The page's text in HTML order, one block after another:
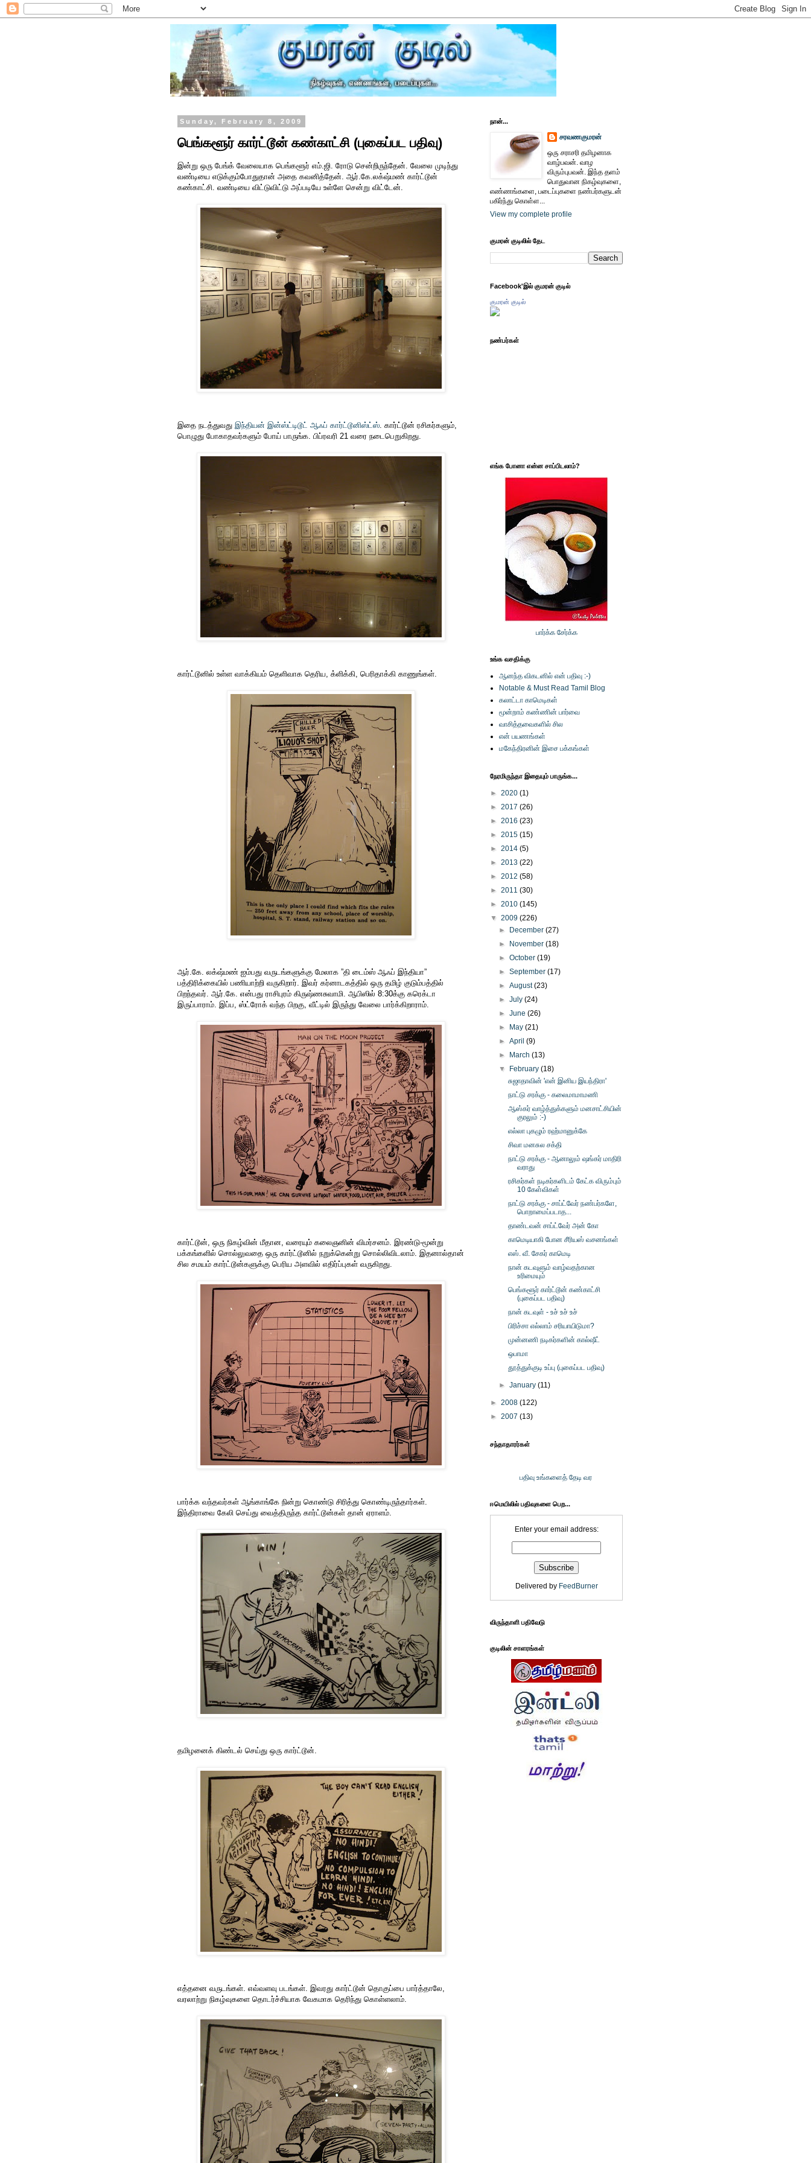
Sunday, February 8, 2009
பெங்களூர் கார்ட்டூன் கண்காட்சி (புகைப்பட பதிவு)
இன்று ஒரு பேங்க் வேலையாக பெங்களூர் எம்.ஜி. ரோடு சென்றிருந்தேன். வேலை முடிந்து
வண்டியை எடுக்கும்போதுதான் அதை கவனித்தேன். ஆர்.கே.லக்‌ஷ்மண் கார்ட்டூன்
கண்காட்சி. வண்டியை விட்டுவிட்டு அப்படியே உள்ளே சென்று விட்டேன்.
இதை நடத்துவது இந்தியன் இன்ஸ்ட்டிடூட் ஆஃப் கார்ட்டூனிஸ்ட்ஸ் . கார்ட்டூன் ரசிகர்களும்,
பொழுது போகாதவர்களும் போய் பாருங்க. பிப்ரவரி 21 வரை நடைபெறுகிறது.
கார்ட்டூனில் உள்ள வாக்கியம் தெளிவாக தெரிய, க்ளிக்கி, பெரிதாக்கி காணுங்கள்.
ஆர்.கே. லக்‌ஷ்மண் ஐம்பது வருடங்களுக்கு மேலாக ”தி டைம்ஸ் ஆஃப் இந்தியா”
பத்திரிக்கையில் பணியாற்றி வருகிறார். இவர் கர்னாடகத்தில் ஒரு தமிழ் குடும்பத்தில்
பிறந்தவர். ஆர்.கே. என்பது ராசிபுரம் கிருஷ்ணசுவாமி. ஆபிஸில் 8:30க்கு கரெக்டா
இருப்பாராம். இப்ப, ஸ்ட்ரோக் வந்த பிறகு, வீட்டில் இருந்து வேலை பார்க்கிறாராம்.
கார்ட்டூன், ஒரு நிகழ்வின் மீதான, வரையும் கலைஞனின் விமர்சனம். இரண்டு-மூன்று
பக்கங்களில் சொல்லுவதை ஒரு கார்ட்டூனில் நறுக்கென்று சொல்லிவிடலாம். இதனால்தான்
சில சமயம் கார்ட்டூன்களுக்கு பெரிய அளவில் எதிர்ப்புகள் வருகிறது.
பார்க்க வந்தவர்கள் ஆங்காங்கே நின்று கொண்டு சிரித்து கொண்டிருந்தார்கள்.
இந்திராவை கேலி செய்து வைத்திருந்த கார்ட்டூன்கள் தான் ஏராளம்.
தமிழனைக் கிண்டல் செய்து ஒரு கார்ட்டூன்.
எத்தனை வருடங்கள். எவ்வளவு படங்கள். இவரது கார்ட்டூன் தொகுப்பை பார்த்தாலே,
வரலாற்று நிகழ்வுகளை தொடர்ச்சியாக வேகமாக தெரிந்து கொள்ளலாம்.
நான்...
சரவணகுமரன்
ஒரு சராசரி தமிழனாக
வாழ்பவன். வாழ
விரும்புபவன். இந்த தளம்
பொதுவான நிகழ்வுகளை,
எண்ணங்களை, படைப்புகளை நண்பர்களுடன்
பகிர்ந்து கொள்ள...
View my complete profile
குமரன் குடிலில் தேட
Facebook'இல் குமரன் குடில்
குமரன் குடில்
நண்பர்கள்
எங்க போனா என்ன சாப்பிடலாம்?
பார்க்க சேர்க்க
உங்க வசதிக்கு
ஆனந்த விகடனில் என் பதிவு :-)
Notable & Must Read Tamil Blog
கலாட்டா காமெடிகள்
மூன்றாம் கண்ணின் பார்வை
வாசித்தவைகளில் சில
என் பயணங்கள்
மகேந்திரனின் இசை பக்கங்கள்
நேரமிருந்தா இதையும் பாருங்க...
► 2020 (1)
► 2017 (26)
► 2016 (23)
► 2015 (15)
► 2014 (5)
► 2013 (22)
► 2012 (58)
► 2011 (30)
► 2010 (145)
▼ 2009 (226)
►
December(27)
►
November(18)
►October(19)
►September(17)
►August(23)
►July(24)
►June(26)
►
May(21)
►April(9)
►
March(13)
▼
February(18)
சுஜாதாவின் 'என் இனிய இயந்திரா'
நாட்டு சரக்கு - கலைமாமாமணி
ஆஸ்கர் வாழ்த்துக்களும் மனசாட்சியின்
குரலும் :-)
எல்லா புகழும் ரஹ்மானுக்கே
சிவா மனசுல சக்தி
நாட்டு சரக்கு - ஆனாலும் ஷங்கர் மாதிரி
வராது
ரசிகர்கள் நடிகர்களிடம் கேட்க விரும்பும்
10 கேள்விகள்
நாட்டு சரக்கு - சாப்ட்வேர் நண்பர்களே,
பொறாமைப்படாத...
தாண்டவன் சாப்ட்வேர் அன் கோ
காமெடியாகி போன சீரியஸ் வசனங்கள்
எஸ். வீ. சேகர் காமெடி
நான் கடவுளும் வாழ்வதற்கான
உரிமையும்
பெங்களூர் கார்ட்டூன் கண்காட்சி
(புகைப்பட பதிவு)
நான் கடவுள் - உச் உச் உச்
பிரிச்சா எல்லாம் சரியாயிடுமா?
முன்னணி நடிகர்களின் கால்ஷீட்
ஒபாமா
தூத்துக்குடி உப்பு (புகைப்பட பதிவு)
►January(11)
► 2008 (122)
► 2007 (13)
சந்தாதாரர்கள்
பதிவு உங்களைத் தேடி வர
ஈமெயிலில் பதிவுகளை பெற...
Enter your email address:
Delivered by FeedBurner
விருந்தாளி பதிவேடு
குடிலின் சாளரங்கள்